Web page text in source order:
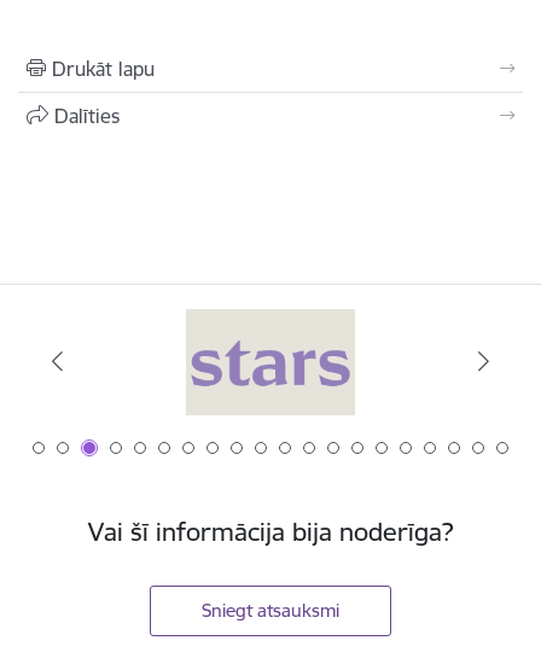
Drukāt lapu
Dalīties
Vai šī informācija bija noderīga?
Sniegt atsauksmi